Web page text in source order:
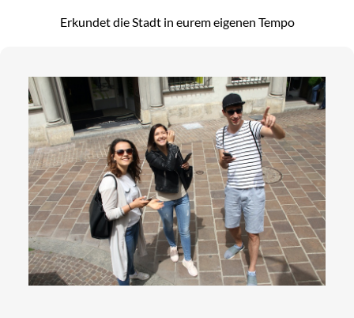
Erkundet die Stadt in eurem eigenen Tempo